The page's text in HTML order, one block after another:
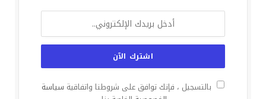
بالتسجيل ، فإنك توافق على شروطنا واتفاقية سياسة